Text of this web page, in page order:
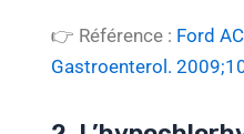
👉 Référence : Ford
Gastroenterol.